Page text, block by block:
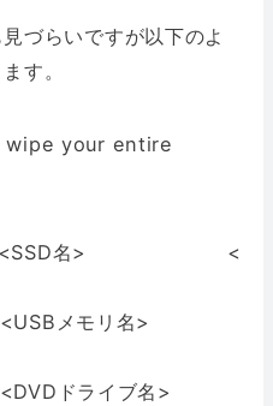
づらいですが以下のよ
す。
wipe your entire
> <SSD名> <
メモリ名>
ドライブ名>